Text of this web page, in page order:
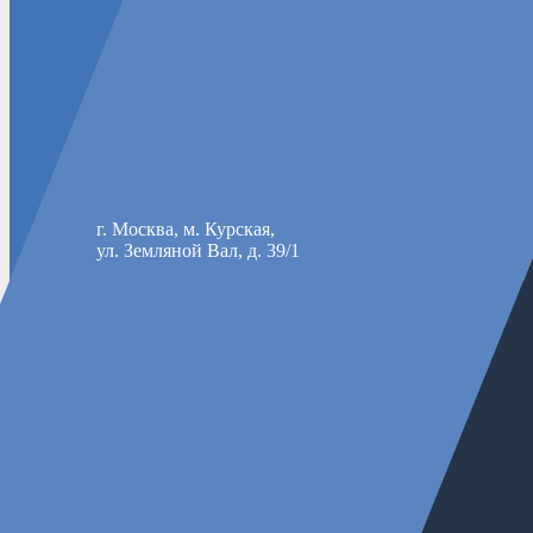
г. Москва, м. Курская,
ул. Земляной Вал, д. 39/1